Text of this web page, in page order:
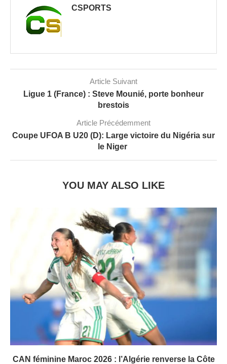
CSPORTS
Article Suivant
Ligue 1 (France) : Steve Mounié, porte bonheur
brestois
Article Précédemment
Coupe UFOA B U20 (D): Large victoire du Nigéria sur
le Niger
YOU MAY ALSO LIKE
CAN féminine Maroc 2026 : l’Algérie renverse la Côte